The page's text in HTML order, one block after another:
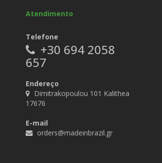
Atendimento
Telefone
+30 694 2058
657
Endereço
Dimitrakopoulou 101 Kalithea
17676
E-mail
orders@madeinbrazil.gr